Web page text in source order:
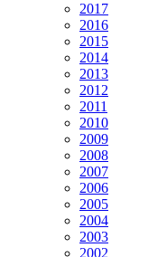
2017
2016
2015
2014
2013
2012
2011
2010
2009
2008
2007
2006
2005
2004
2003
2002